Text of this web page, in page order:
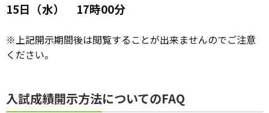
15日（水） 17時00分
※上記開示期間後は閲覧することが出来ませんのでご注意
ください。
入試成績開示方法についてのFAQ